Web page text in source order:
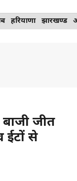
हरियाणा झारखण्ड
जीत
ईटों से